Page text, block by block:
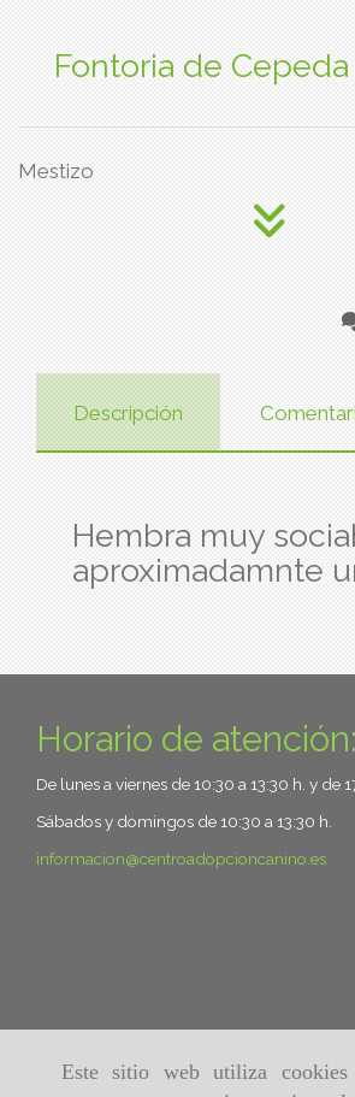
Este sitio web utiliza
Fontoria de Cepeda
Mestizo
Descripción
Hembra muy
aproximadamnte
Horario de atención:
De lunes a viernes de 10:30 a 13:30 h. y de
Sábados y domingos de 10:30 a 13:30 h.
informacion
centroadopcioncanino.es